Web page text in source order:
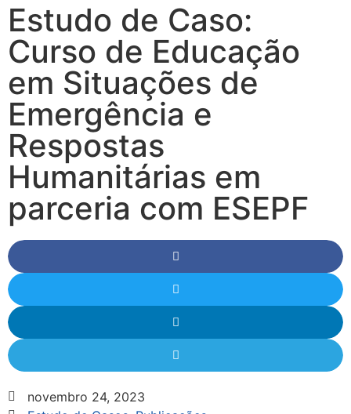
Estudo de Caso:
Curso de Educação
em Situações de
Emergência e
Respostas
Humanitárias em
parceria com ESEPF
novembro 24, 2023